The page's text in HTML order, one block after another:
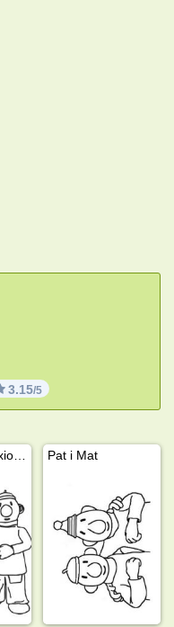
3.15/5
Pat i Mat